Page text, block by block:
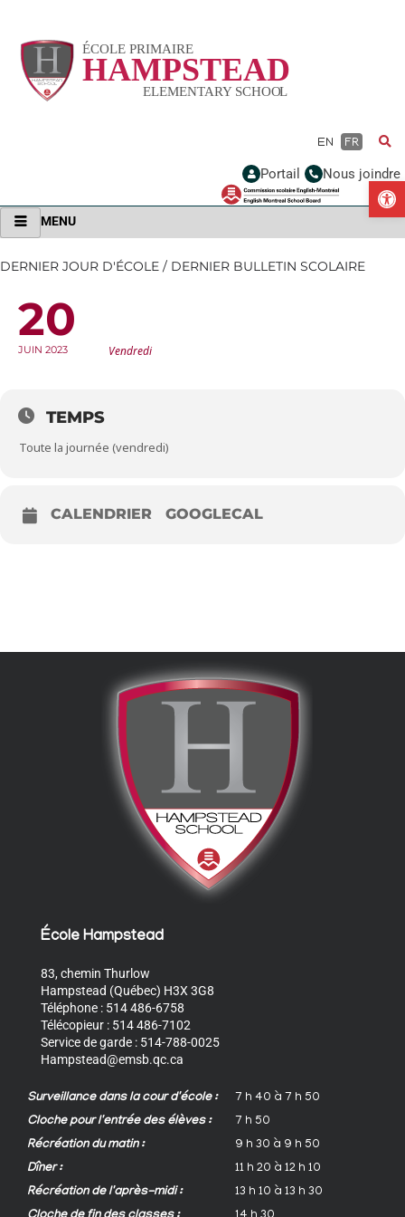
EN FR
Portail Nous joindre
MENU
DERNIER JOUR D'ÉCOLE / DERNIER BULLETIN SCOLAIRE
20
JUIN 2023 Vendredi
TEMPS
Toute la journée (vendredi)
CALENDRIER GOOGLECAL
École Hampstead
83, chemin Thurlow
Hampstead (Québec) H3X 3G8
Téléphone : 514 486-6758
Télécopieur : 514 486-7102
Service de garde : 514-788-0025
Hampstead@emsb.qc.ca
Surveillance dans la cour d'école :
7 h 40 à 7 h 50
Cloche pour l'entrée des élèves :
7 h 50
Récréation du matin :
9 h 30 à 9 h 50
Dîner :
11 h 20 à 12 h 10
Récréation de l'après-midi :
13 h 10 à 13 h 30